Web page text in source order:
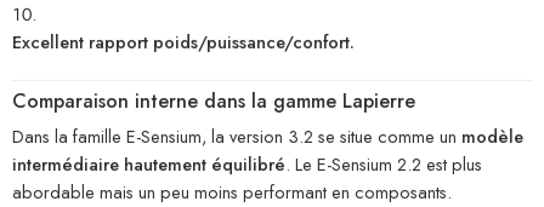
Excellent rapport poids/puissance/confort.
Comparaison interne dans la gamme Lapierre
Dans la famille E-Sensium, la version 3.2 se situe comme un modèle
intermédiaire hautement équilibré. Le E-Sensium 2.2 est plus
abordable mais un peu moins performant en composants.